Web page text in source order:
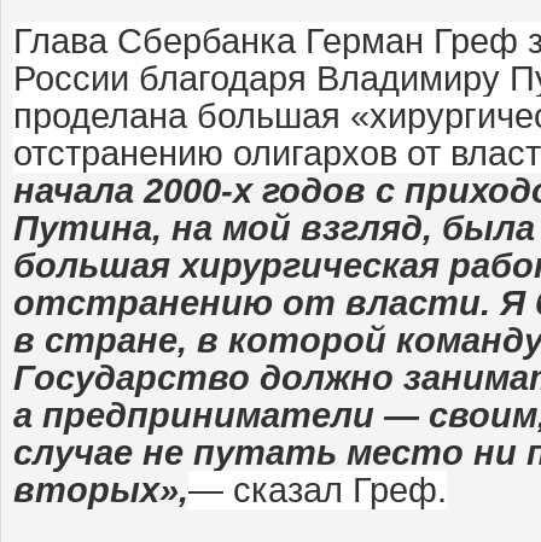
Глава Сбербанка Герман Греф
России благодаря Владимиру
проделана большая
отстранению олигархов от
начала 2000-х годов с
Путина, на мой взгляд, была
большая хирургическая
отстранению от власти. Я
в стране, в которой
Государство должно
а предприниматели —
случае не путать место ни
вторых»,— сказал Греф.